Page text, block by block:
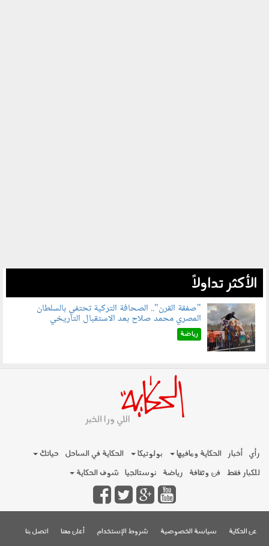
الأكثر تداولاً
070801.jpg
"صفقة القرن".. الصحافة التركية تحتفي بالسلطان
المصري محمد صلاح بعد الاستقبال التاريخي
رياضة
رأي أخبار الحكاية ومافيها بولوتيكا الحكاية في الساحل
حياتك
للكبار فقط فن وثقافة رياضة نوستالجيا شوف الحكاية
عن الحكاية سياسة الخصوصية شروط الإستخدام أعلن معنا اتصل بنا